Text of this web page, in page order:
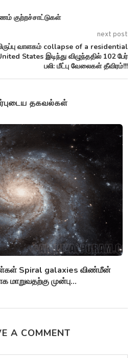
குற்றச்சாட்டுகள்
next post
வாளகம் collapse of a residential
States இடிந்து விழுந்ததில் 102 பேர்
பலி: மீட்பு வேலைகள் தீவிரம்!!!
தகவல்கள்
Spiral galaxies விண்மீன்
மாறுவதற்கு முன்பு...
A COMMENT